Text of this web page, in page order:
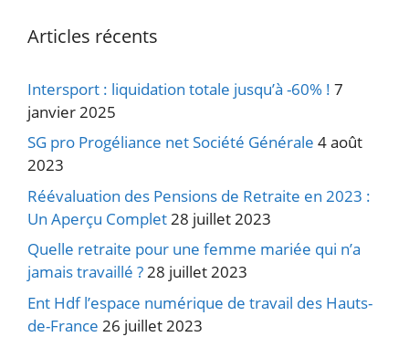
Articles récents
Intersport : liquidation totale jusqu’à -60% ! 7
janvier 2025
SG pro Progéliance net Société Générale 4 août
2023
Réévaluation des Pensions de Retraite en 2023 :
Un Aperçu Complet28 juillet 2023
Quelle retraite pour une femme mariée qui n’a
jamais travaillé ?28 juillet 2023
Ent Hdf l’espace numérique de travail des Hauts-
de-France 26 juillet 2023